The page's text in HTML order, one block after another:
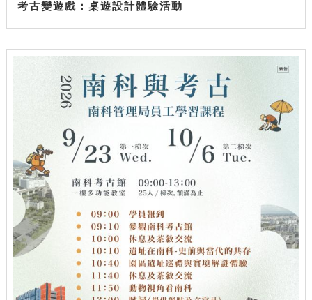
考古變遊戲：桌遊設計體驗活動